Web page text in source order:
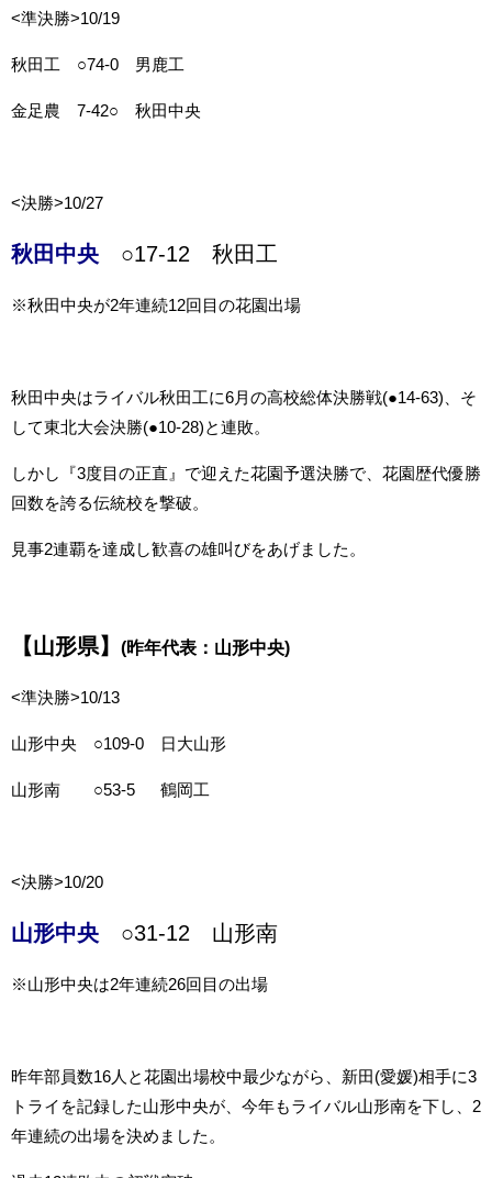
<準決勝>10/19
秋田工 ○74-0 男鹿工
金足農 7-42○ 秋田中央
<決勝>10/27
秋田中央 ○17-12 秋田工
※秋田中央が2年連続12回目の花園出場
秋田中央はライバル秋田工に6月の高校総体決勝戦(●14-63)、そ
して東北大会決勝(●10-28)と連敗。
しかし『3度目の正直』で迎えた花園予選決勝で、花園歴代優勝
回数を誇る伝統校を撃破。
見事2連覇を達成し歓喜の雄叫びをあげました。
【山形県】 (昨年代表：山形中央)
<準決勝>10/13
山形中央 ○109-0 日大山形
山形南 ○53-5 鶴岡工
<決勝>10/20
山形中央 ○31-12 山形南
※山形中央は2年連続26回目の出場
昨年部員数16人と花園出場校中最少ながら、新田(愛媛)相手に3
トライを記録した山形中央が、今年もライバル山形南を下し、2
年連続の出場を決めました。